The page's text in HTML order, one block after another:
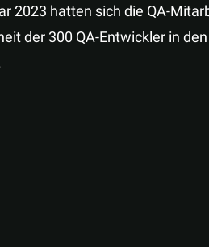
2023 hatten sich die QA-
der 300 QA-Entwickler in